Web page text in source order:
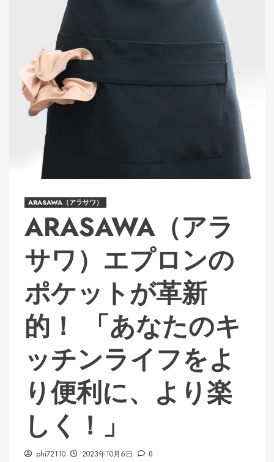
ARASAWA（アラサワ）
ARASAWA（アラ
サワ）エプロンの
ポケットが革新
的！ 「あなたのキ
ッチンライフをよ
り便利に、より楽
しく！」
phi72110 2023年10月6日 0